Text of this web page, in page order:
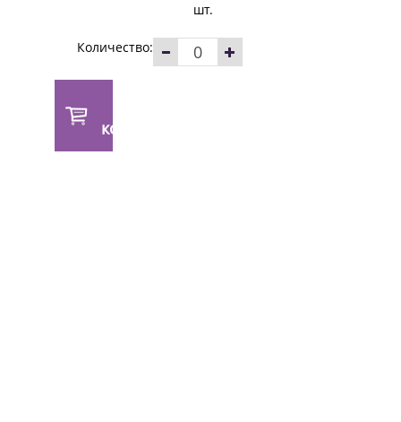
шт.
Количество:
корзину